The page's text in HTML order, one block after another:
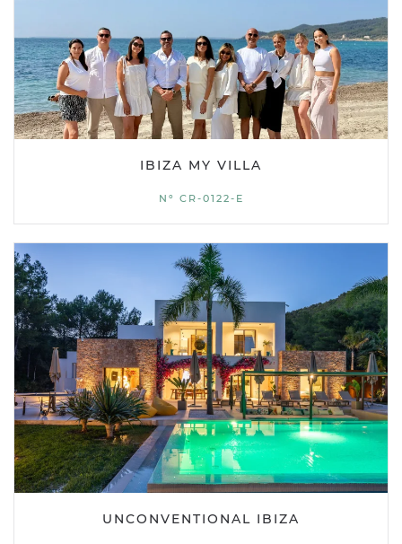
IBIZA MY VILLA
Nº CR-0122-E
UNCONVENTIONAL IBIZA